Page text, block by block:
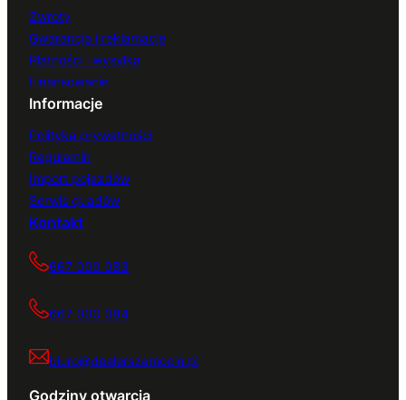
Zwroty
Gwarancja i reklamacje
Płatności i wysyłka
Finansowanie
Informacje
Polityka prywatności
Regulamin
Import pojazdów
Serwis quadów
Kontakt
667 000 083
667 000 084
biuro@dealerszamocin.pl
Godziny otwarcia